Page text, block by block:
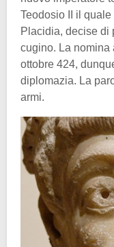
Teodosio II il
Placidia, decise di
cugino. La nomina
ottobre 424,
diplomazia. La
armi.